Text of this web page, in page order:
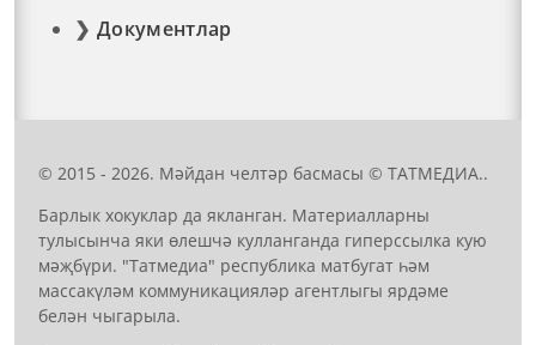
Документлар
© 2015 - 2026. Мәйдан челтәр басмасы © ТАТМЕДИА..
Барлык хокуклар да якланган. Материалларны
тулысынча яки өлешчә кулланганда гиперссылка кую
мәҗбүри. "Татмедиа" республика матбугат һәм
массакүләм коммуникацияләр агентлыгы ярдәме
белән чыгарыла.